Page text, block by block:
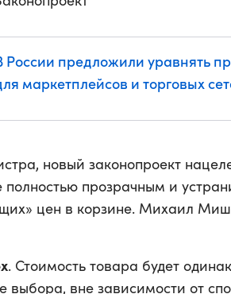
России предложили уравнять
маркетплейсов и торговых
новый законопроект
прозрачным и
цен в корзине. Михаил
. Стоимость товара будет
выбора, вне зависимости от